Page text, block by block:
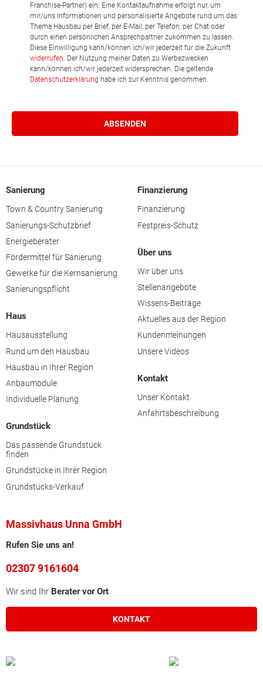
Franchise-Partner) ein. Eine Kontaktaufnahme erfolgt nur, um
mir/uns Informationen und personalisierte Angebote rund um das
Thema Hausbau per Brief, per E-Mail, per Telefon, per Chat oder
durch einen persönlichen Ansprechpartner zukommen zu lassen.
Diese Einwilligung kann/können ich/wir jederzeit für die Zukunft
widerrufen. Der Nutzung meiner Daten zu Werbezwecken
kann/können ich/wir jederzeit widersprechen. Die geltende
Datenschutzerklärung habe ich zur Kenntnis genommen.
Sanierung
Town & Country Sanierung
Sanierungs-Schutzbrief
Energieberater
Fördermittel für Sanierung
Gewerke für die Kernsanierung
Sanierungspflicht
Haus
Hausausstellung
Rund um den Hausbau
Hausbau in Ihrer Region
Anbaumodule
Individuelle Planung
Grundstück
Das passende Grundstück
finden
Grundstücke in Ihrer Region
Grundstücks-Verkauf
Finanzierung
Finanzierung
Festpreis-Schutz
Über uns
Wir über uns
Stellenangebote
Wissens-Beiträge
Aktuelles aus der Region
Kundenmeinungen
Unsere Videos
Kontakt
Unser Kontakt
Anfahrtsbeschreibung
Massivhaus Unna GmbH
Rufen Sie uns an!
02307 9161604
Wir sind Ihr Berater vor Ort
KONTAKT